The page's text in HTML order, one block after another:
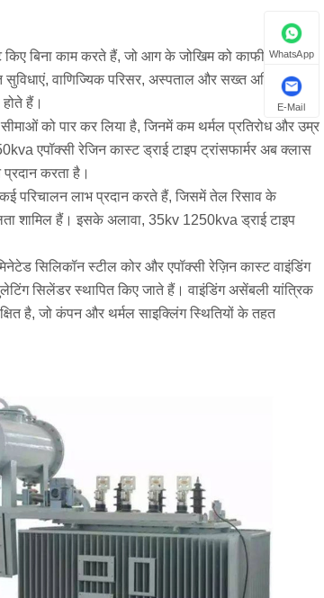
बिना काम करते हैं, जो आग के जोखिम को काफी कम कर
वाणिज्यिक परिसर, अस्पताल और सख्त अग्नि सुरक्षा
हैं।
को पार कर लिया है, जिनमें कम थर्मल प्रतिरोध और उम्र
एपॉक्सी रेजिन कास्ट ड्राई टाइप ट्रांसफार्मर अब क्लास
प्रदान करता है।
परिचालन लाभ प्रदान करते हैं, जिसमें तेल रिसाव के
शामिल हैं। इसके अलावा, 35kv 1250kva ड्राई टाइप
सिलिकॉन स्टील कोर और एपॉक्सी रेज़िन कास्ट वाइंडिंग
सिलेंडर स्थापित किए जाते हैं। वाइंडिंग असेंबली यांत्रिक
है, जो कंपन और थर्मल साइक्लिंग स्थितियों के तहत
WhatsApp
E-Mail